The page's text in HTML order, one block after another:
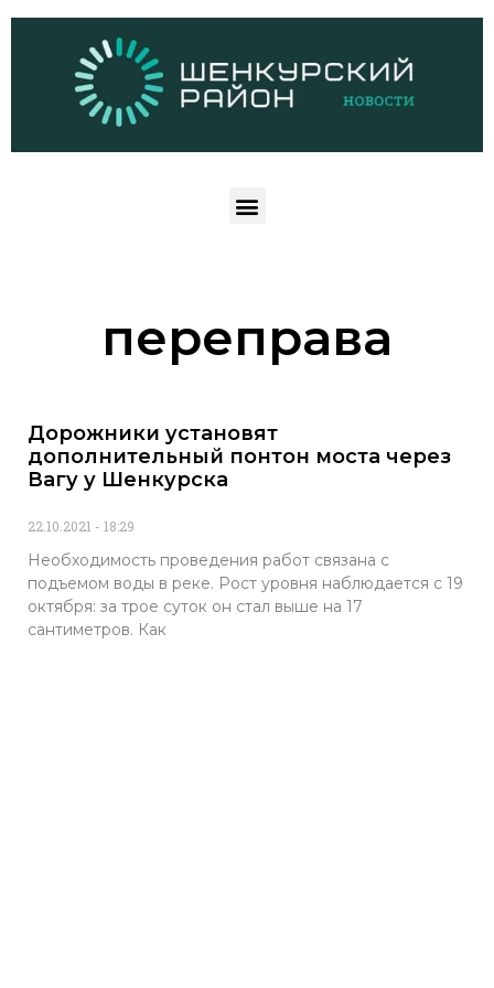
переправа
Дорожники установят
дополнительный понтон моста через
Вагу у Шенкурска
22.10.2021 18:29
Необходимость проведения работ связана с
подъемом воды в реке. Рост уровня наблюдается с 19
октября: за трое суток он стал выше на 17
сантиметров. Как